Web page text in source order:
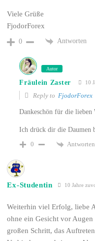
Viele Grüße
FjodorForex
0 Antworten
Autor
Fräulein Zaster 10
Reply to FjodorForex
Dankeschön für die lieben
Ich drück dir die Daumen
0
Antworten
Ex-Studentin 10 Jahre
Weiterhin viel Erfolg, liebe
ohne ein Gesicht vor
großen Schritt, das